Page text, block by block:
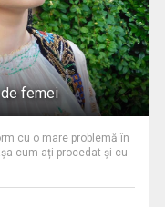
femei
cu o mare problemă în
cum ați procedat și cu